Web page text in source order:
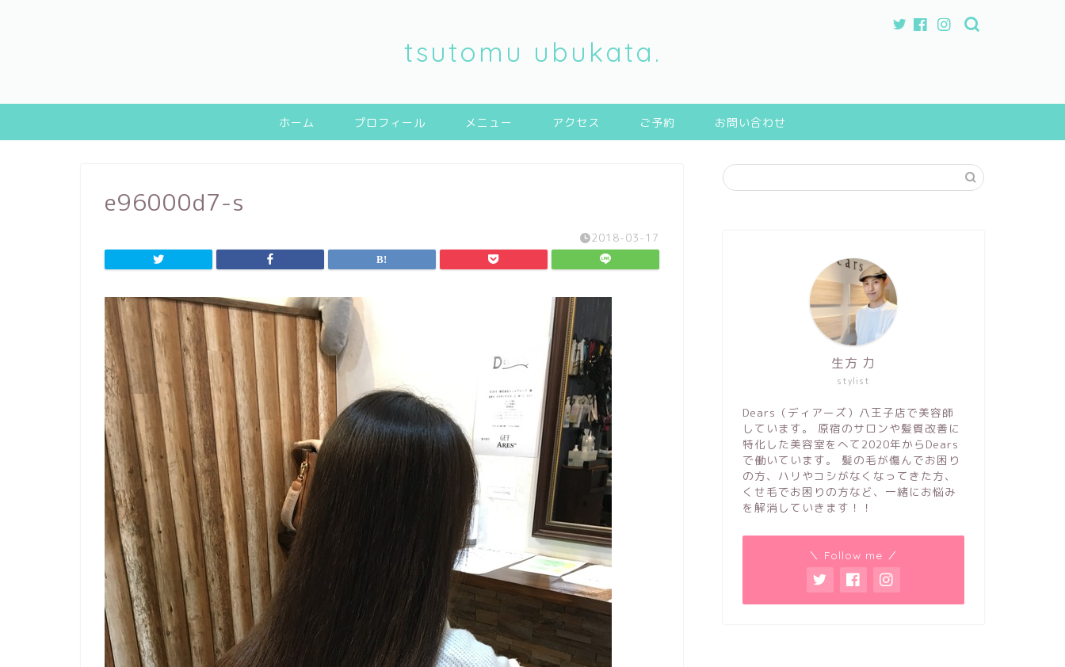
tsutomu ubukata.
ホーム プロフィール メニュー アクセス ご予約 お問い合わせ
e96000d7-s
2018-03-17
stylist
生方 力
Dears（ディアーズ）八王子店で美容師
しています。 原宿のサロンや髪質改善に
特化した美容室をへて2020年からDears
で働いています。 髪の毛が傷んでお困り
の方、ハリやコシがなくなってきた方、
くせ毛でお困りの方など、一緒にお悩み
を解消していきます！！
＼ Follow me ／